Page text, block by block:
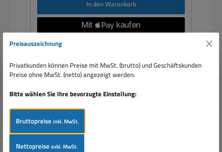
In den Warenkorb
Preisauszeichnung
Privatkunden können Preise mit MwSt. (brutto) und Geschäftskunden
Preise ohne MwSt. (netto) angezeigt werden.
Bitte wählen Sie Ihre bevorzugte Einstellung:
Bruttopreiseinkl. MwSt.
Nettopreiseexkl. MwSt.